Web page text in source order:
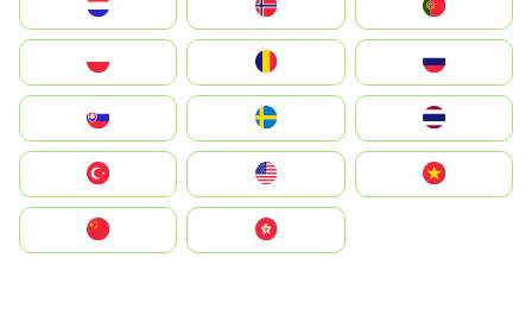
United States
中國香港特別行政區